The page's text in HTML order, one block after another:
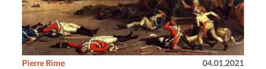
Pierre Rime 04.01.2021